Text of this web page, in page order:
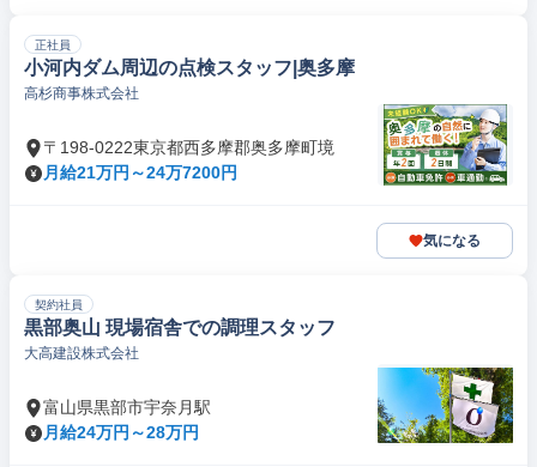
正社員
小河内ダム周辺の点検スタッフ|奥多摩
高杉商事株式会社
〒198-0222東京都西多摩郡奥多摩町境
月給21万円～24万7200円
気になる
契約社員
黒部奥山 現場宿舎での調理スタッフ
大高建設株式会社
富山県黒部市宇奈月駅
月給24万円～28万円